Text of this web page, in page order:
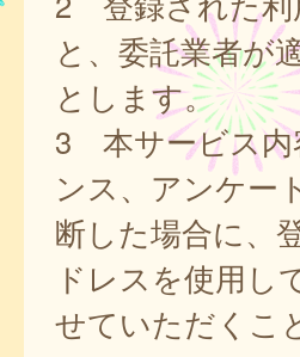
と、委託業者が
とします。
3 本サービス内
ンス、アンケー
断した場合に、
ドレスを使用し
せていただくこ